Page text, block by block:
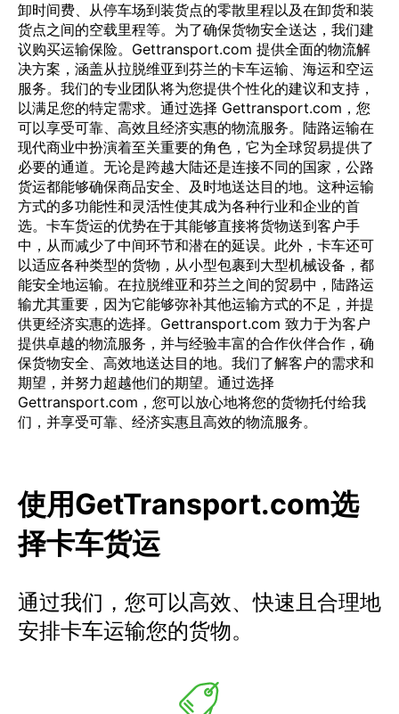
卸时间费、从停车场到装货点的零散里程以及在卸货和装
货点之间的空载里程等。为了确保货物安全送达，我们建
议购买运输保险。Gettransport.com 提供全面的物流解
决方案，涵盖从拉脱维亚到芬兰的卡车运输、海运和空运
服务。我们的专业团队将为您提供个性化的建议和支持，
以满足您的特定需求。通过选择 Gettransport.com，您
可以享受可靠、高效且经济实惠的物流服务。陆路运输在
现代商业中扮演着至关重要的角色，它为全球贸易提供了
必要的通道。无论是跨越大陆还是连接不同的国家，公路
货运都能够确保商品安全、及时地送达目的地。这种运输
方式的多功能性和灵活性使其成为各种行业和企业的首
选。卡车货运的优势在于其能够直接将货物送到客户手
中，从而减少了中间环节和潜在的延误。此外，卡车还可
以适应各种类型的货物，从小型包裹到大型机械设备，都
能安全地运输。在拉脱维亚和芬兰之间的贸易中，陆路运
输尤其重要，因为它能够弥补其他运输方式的不足，并提
供更经济实惠的选择。Gettransport.com 致力于为客户
提供卓越的物流服务，并与经验丰富的合作伙伴合作，确
保货物安全、高效地送达目的地。我们了解客户的需求和
期望，并努力超越他们的期望。通过选择
Gettransport.com，您可以放心地将您的货物托付给我
们，并享受可靠、经济实惠且高效的物流服务。
使用GetTransport.com选
择卡车货运
通过我们，您可以高效、快速且合理地
安排卡车运输您的货物。